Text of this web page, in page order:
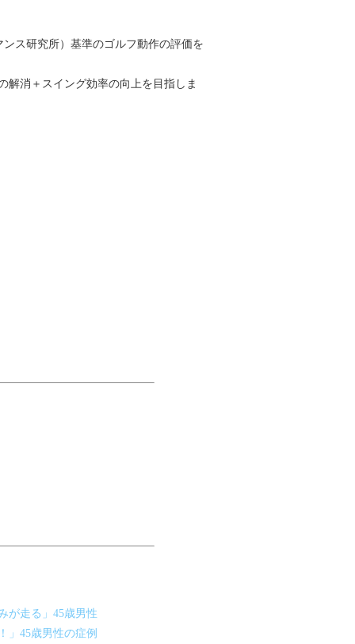
ス研究所）基準のゴルフ動作の評価を
解消＋スイング効率の向上を目指しま
が走る」45歳男性
」45歳男性の症例